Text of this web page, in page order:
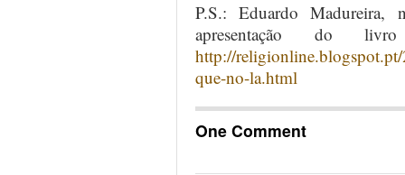
P.S.: Eduardo
apresentação do
http://
que-no-la.html
One Comment